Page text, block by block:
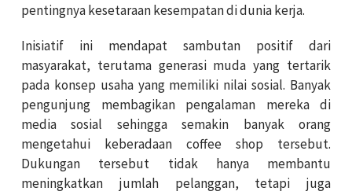
pentingnya kesetaraan kesempatan di dunia kerja.
Inisiatif ini mendapat sambutan positif dari
masyarakat, terutama generasi muda yang tertarik
pada konsep usaha yang memiliki nilai sosial. Banyak
pengunjung membagikan pengalaman mereka di
media sosial sehingga semakin banyak orang
mengetahui keberadaan coffee shop tersebut.
Dukungan tersebut tidak hanya membantu
meningkatkan jumlah pelanggan, tetapi juga